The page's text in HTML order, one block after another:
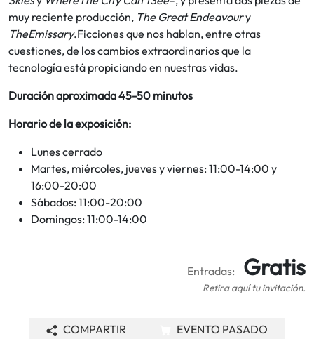
muy reciente producción, The Great Endeavoury
TheEmissary.Ficciones que nos hablan, entre otras
cuestiones, de los cambios extraordinarios que la
tecnología está propiciando en nuestras vidas.
Duración aproximada 45-50 minutos
Horario de la exposición:
Lunes cerrado
Martes, miércoles, jueves y viernes: 11:00-14:00 y
16:00-20:00
Sábados: 11:00-20:00
Domingos: 11:00-14:00
Entradas: Gratis
Retira aquí tu invitación.
COMPARTIR EVENTO PASADO